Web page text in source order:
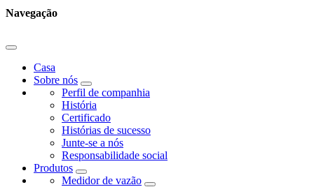
Navegação
Casa
Sobre nós
Perfil de companhia
História
Certificado
Histórias de sucesso
Junte-se a nós
Responsabilidade social
Produtos
Medidor de vazão